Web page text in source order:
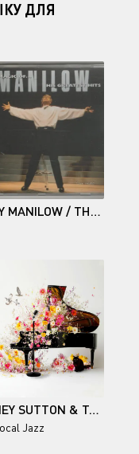
ДЛЯ
BARRY MANILOW / THE MAGIC OF... MANILOW - HIS GREATEST HITS
TIERNEY SUTTON & TAMIR HENDELMAN / SPRING
Jazz